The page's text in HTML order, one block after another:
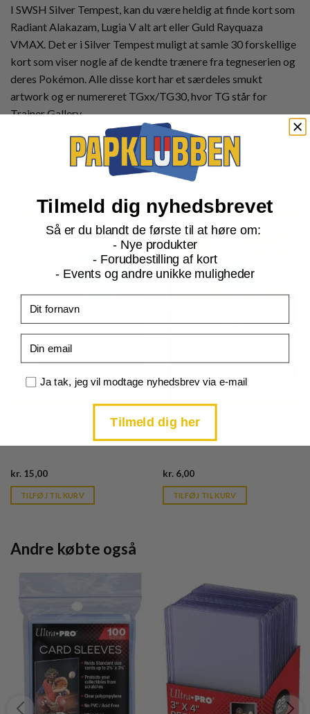
I SWSH Silver Tempest, kan du være heldig at finde kort som
Radiant Alakazam, Lugia V alt art eller Guld Rayquaza
VMAX. Det er i Silver Tempest muligt at samle 30 forskellige
kort som viser nogle af de kendte trænere fra tegneserien og
deres Pokémon. Alle disse kort har et særdeles smukt
artwork og er numereret TGxx/TG30, hvor TG står for
Trainer Gallery.
kr. 15,00Current
is:
kr. 39,95.
TILFØJ TIL KURV
SWSH Silver Tempest
Phanpy - 91/195 - Reverse
kr.6,00Current
is:
kr. 39,95.
TILFØJ TIL KURV
Andre købte også
Tilmeld dig nyhedsbrevet
Så er du blandt de første til at høre om:
- Nye produkter
- Forudbestilling af kort
- Events og andre unikke muligheder
Samtykke
Ja tak, jeg vil modtage nyhedsbrev via e-mail
Tilmeld dig her